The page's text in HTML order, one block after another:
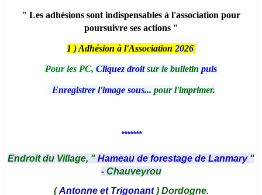
" Les adhésions sont indispensables à l'association pour
poursuivre ses actions "
1 ) Adhésion à l'Association 2026
Pour les PC, Cliquez droitsur le bulletin puis
Enregistrer l'image sous... pour l'imprimer.
*******
Endroit du Village, " Hameau de forestage de Lanmary "
- Chauveyrou
(Antonne et Trigonant) Dordogne.